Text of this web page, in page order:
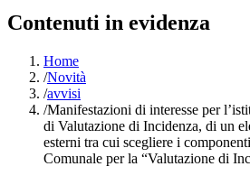
Contenuti in evidenza
Home
/Novità
/avvisi
/Manifestazioni di interesse per
di Valutazione di Incidenza, di un
esterni tra cui scegliere i
Comunale per la “Valutazione di